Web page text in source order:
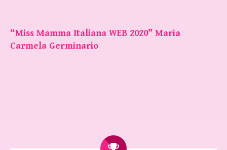
“Miss Mamma Italiana WEB 2020” Maria
Carmela Germinario